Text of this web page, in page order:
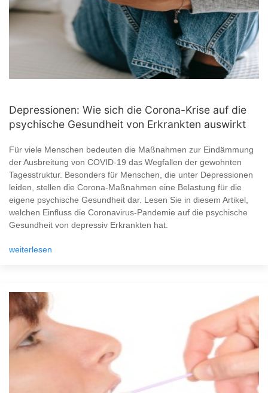
Depressionen: Wie sich die Corona-Krise auf die
psychische Gesundheit von Erkrankten auswirkt
Für viele Menschen bedeuten die Maßnahmen zur Eindämmung
der Ausbreitung von COVID-19 das Wegfallen der gewohnten
Tagesstruktur. Besonders für Menschen, die unter Depressionen
leiden, stellen die Corona-Maßnahmen eine Belastung für die
eigene psychische Gesundheit dar. Lesen Sie in diesem Artikel,
welchen Einfluss die Coronavirus-Pandemie auf die psychische
Gesundheit von depressiv Erkrankten hat.
weiterlesen